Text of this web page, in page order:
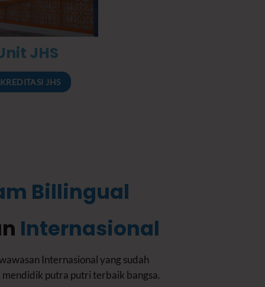
JHS
JHS
Billingual
Internasional
Internasional yang sudah
putra putri terbaik bangsa.